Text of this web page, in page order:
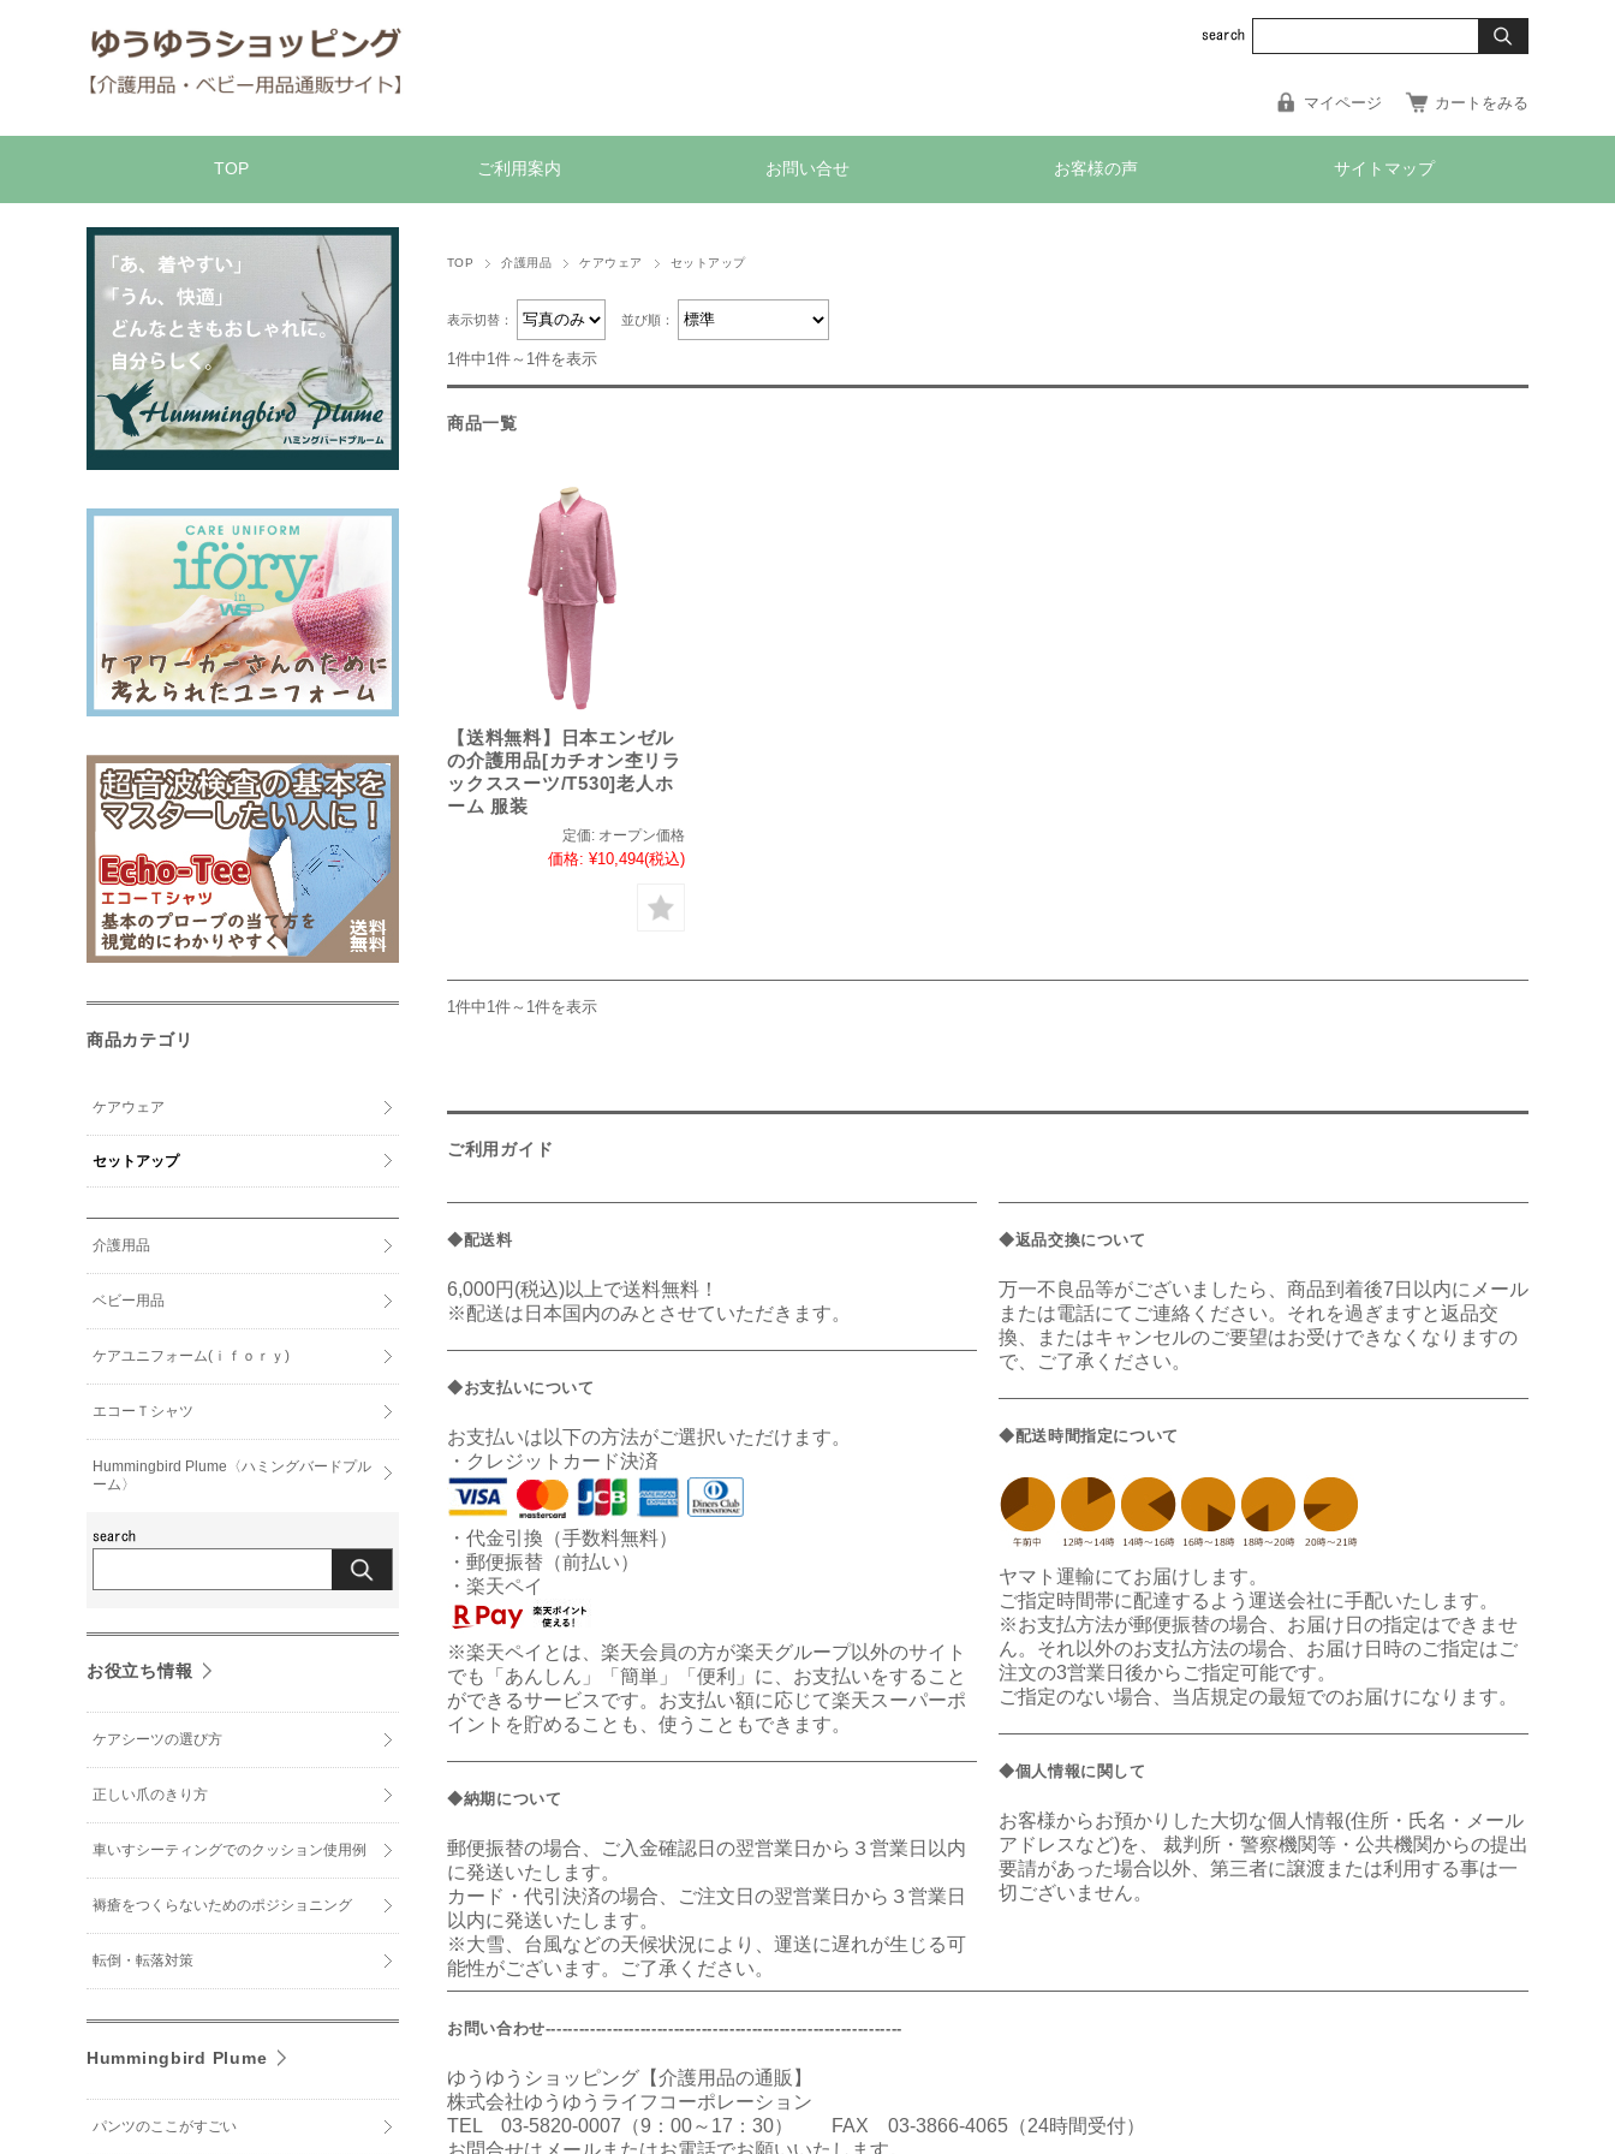
マイページ カートをみる
TOP ご利用案内 お問い合せ お客様の声 サイトマップ
TOP 介護用品 ケアウェア セットアップ
表示切替： 並び順：
1件中1件～1件を表示
商品一覧
【送料無料】日本エンゼル
の介護用品[カチオン杢リラ
ックススーツ/T530]老人ホ
ーム 服装
定価: オープン価格
価格: ¥10,494(税込)
1件中1件～1件を表示
ご利用ガイド
◆配送料
6,000円(税込)以上で送料無料！
※配送は日本国内のみとさせていただきます。
◆お支払いについて
お支払いは以下の方法がご選択いただけます。
・クレジットカード決済
・代金引換（手数料無料）
・郵便振替（前払い）
・楽天ペイ
※楽天ペイとは、楽天会員の方が楽天グループ以外のサイト
でも「あんしん」「簡単」「便利」に、お支払いをすること
ができるサービスです。お支払い額に応じて楽天スーパーポ
イントを貯めることも、使うこともできます。
◆納期について
郵便振替の場合、ご入金確認日の翌営業日から３営業日以内
に発送いたします。
カード・代引決済の場合、ご注文日の翌営業日から３営業日
以内に発送いたします。
※大雪、台風などの天候状況により、運送に遅れが生じる可
能性がございます。ご了承ください。
◆返品交換について
万一不良品等がございましたら、商品到着後7日以内にメール
または電話にてご連絡ください。それを過ぎますと返品交
換、またはキャンセルのご要望はお受けできなくなりますの
で、ご了承ください。
◆配送時間指定について
ヤマト運輸にてお届けします。
ご指定時間帯に配達するよう運送会社に手配いたします。
※お支払方法が郵便振替の場合、お届け日の指定はできませ
ん。それ以外のお支払方法の場合、お届け日時のご指定はご
注文の3営業日後からご指定可能です。
ご指定のない場合、当店規定の最短でのお届けになります。
◆個人情報に関して
お客様からお預かりした大切な個人情報(住所・氏名・メール
アドレスなど)を、 裁判所・警察機関等・公共機関からの提出
要請があった場合以外、第三者に譲渡または利用する事は一
切ございません。
お問い合わせ----------------------------------------------------------------
ゆうゆうショッピング【介護用品の通販】
株式会社ゆうゆうライフコーポレーション
TEL 03-5820-0007（9：00～17：30） FAX 03-3866-4065（24時間受付）
お問合せはメールまたはお電話でお願いいたします。
商品カテゴリ
ケアウェア
セットアップ
介護用品
ベビー用品
ケアユニフォーム(ｉｆｏｒｙ)
エコーＴシャツ
Hummingbird Plume〈ハミングバードプル
ーム〉
お役立ち情報
ケアシーツの選び方
正しい爪のきり方
車いすシーティングでのクッション使用例
褥瘡をつくらないためのポジショニング
転倒・転落対策
Hummingbird Plume
パンツのここがすごい